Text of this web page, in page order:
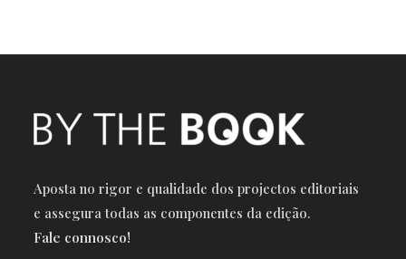
Aposta no rigor e qualidade dos projectos editoriais
e assegura todas as componentes da edição.
Fale connosco!